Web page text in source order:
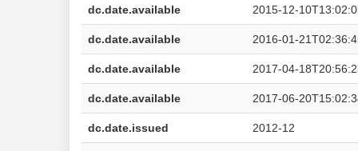
dc.date.available 2015-12-
dc.date.available 2016-01-
dc.date.available 2017-04-
dc.date.available 2017-06-
dc.date.issued 2012-12